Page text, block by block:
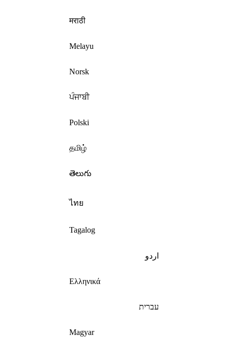
मराठी
Melayu
Norsk
ਪੰਜਾਬੀ
Polski
தமிழ்
తెలుగు
ไทย
Tagalog
اردو
Ελληνικά
עברית
Magyar